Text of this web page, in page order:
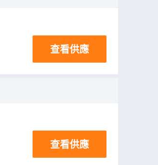
查看供應
查看供應